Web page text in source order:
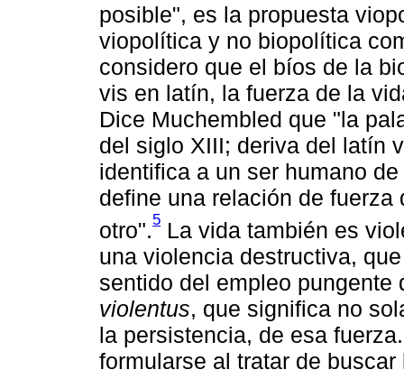
posible", es la propuesta
viopolítica y no biopolítica
considero que el bíos de la
vis en latín, la fuerza de la
Dice Muchembled que "la
del siglo XIII; deriva del latín
identifica a un ser humano
define una relación de
otro".5 La vida también es
una violencia destructiva,
sentido del empleo
violentus, que significa no
la persistencia, de esa
formularse al tratar de